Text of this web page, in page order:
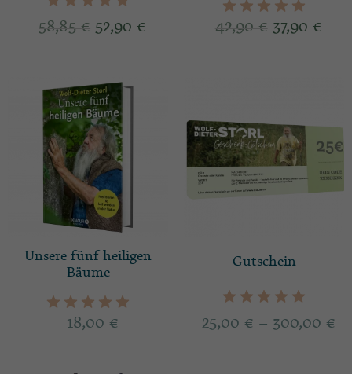
58,85 € 52,90€ 42,90 € 37,90 €
Unsere fünf heiligen
Bäume
18,00 €
Gutschein
25,00 € – 300,00 €